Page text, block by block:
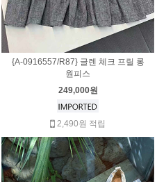
{A-0916557/R87} 글렌 체크 프릴 롱
원피스
249,000원
2,490원 적립